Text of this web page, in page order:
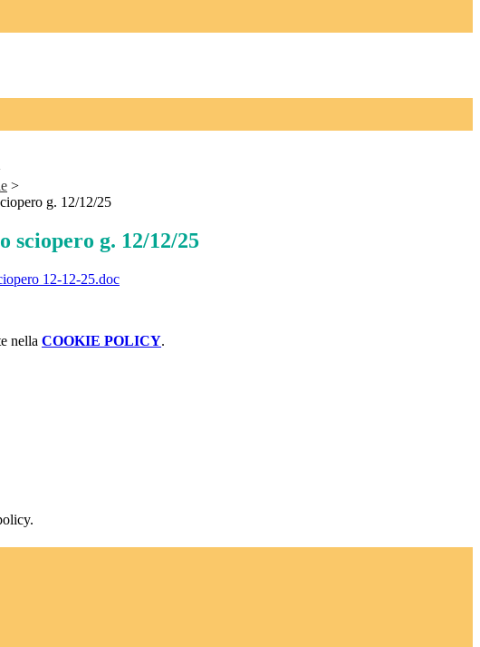
>
g. 12/12/25
sciopero g. 12/12/25
12-12-25.doc
nella COOKIE POLICY.